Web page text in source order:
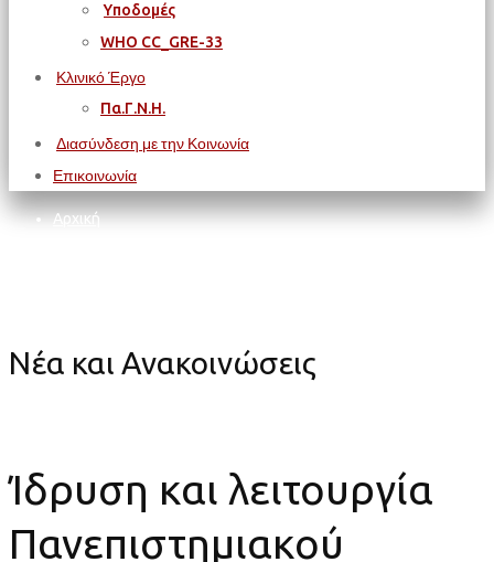
Υποδομές
WΗΟ CC_GRE-33
Κλινικό Έργο
Πα.Γ.Ν.Η.
Διασύνδεση με την Κοινωνία
Επικοινωνία
Αρχική
Νέα και Ανακοινώσεις
Ίδρυση και λειτουργία
Πανεπιστημιακού